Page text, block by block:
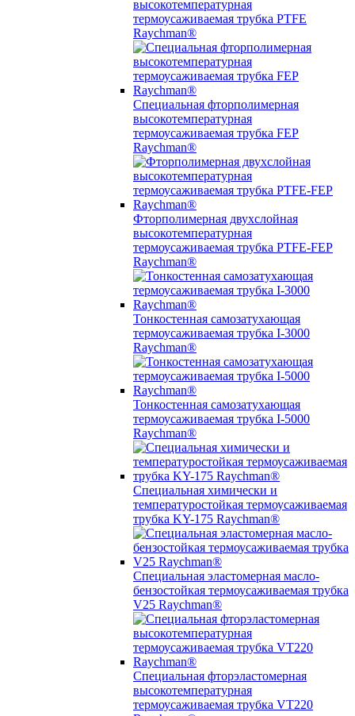
высокотемпературная
термоусаживаемая трубка PTFE
Raychman®
Специальная фторполимерная
высокотемпературная
термоусаживаемая трубка FEP
Raychman®
Фторполимерная двухслойная
высокотемпературная
термоусаживаемая трубка PTFE-FEP
Raychman®
Тонкостенная самозатухающая
термоусаживаемая трубка I-3000
Raychman®
Тонкостенная самозатухающая
термоусаживаемая трубка I-5000
Raychman®
Специальная химически и
температуростойкая термоусаживаемая
трубка KY-175 Raychman®
Специальная эластомерная масло-
бензостойкая термоусаживаемая трубка
V25 Raychman®
Специальная фторэластомерная
высокотемпературная
термоусаживаемая трубка VT220